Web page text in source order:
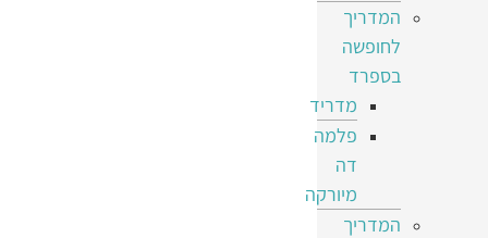
המדריך
לחופשה
בספרד
מדריד
פלמה
דה
מיורקה
המדריך